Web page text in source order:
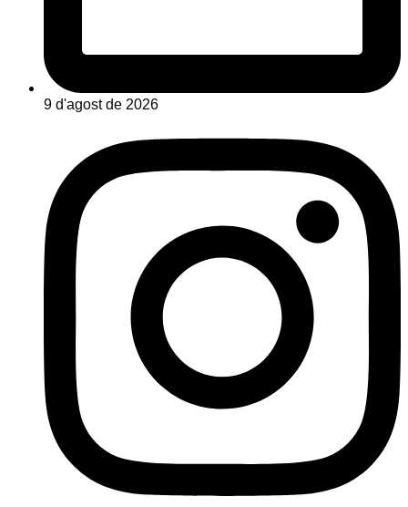
9 d'agost de 2026